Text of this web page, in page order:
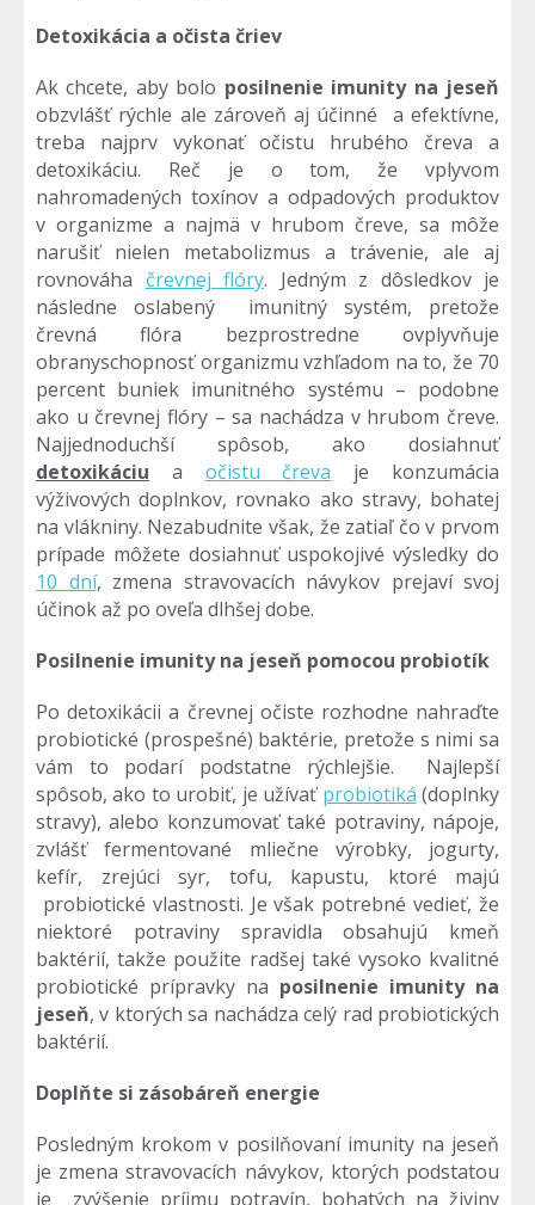
Detoxikácia a očista čriev
Ak chcete, aby bolo posilnenie imunity na jeseň
obzvlášť rýchle ale zároveň aj účinné a efektívne,
treba najprv vykonať očistu hrubého čreva a
detoxikáciu. Reč je o tom, že vplyvom
nahromadených toxínov a odpadových produktov
v organizme a najmä v hrubom čreve, sa môže
narušiť nielen metabolizmus a trávenie, ale aj
rovnováha črevnej flóry. Jedným z dôsledkov je
následne oslabený imunitný systém, pretože
črevná flóra bezprostredne ovplyvňuje
obranyschopnosť organizmu vzhľadom na to, že 70
percent buniek imunitného systému – podobne
ako u črevnej flóry – sa nachádza v hrubom čreve.
Najjednoduchší spôsob, ako dosiahnuť
detoxikáciu a očistu čreva je konzumácia
výživových doplnkov, rovnako ako stravy, bohatej
na vlákniny. Nezabudnite však, že zatiaľ čo v prvom
prípade môžete dosiahnuť uspokojivé výsledky do
10 dní, zmena stravovacích návykov prejaví svoj
účinok až po oveľa dlhšej dobe.
Posilnenie imunity na jeseň pomocou probiotík
Po detoxikácii a črevnej očiste rozhodne nahraďte
probiotické (prospešné) baktérie, pretože s nimi sa
vám to podarí podstatne rýchlejšie. Najlepší
spôsob, ako to urobiť, je užívaťprobiotiká (doplnky
stravy), alebo konzumovať také potraviny, nápoje,
zvlášť fermentované mliečne výrobky, jogurty,
kefír, zrejúci syr, tofu, kapustu, ktoré majú
probiotické vlastnosti. Je však potrebné vedieť, že
niektoré potraviny spravidla obsahujú kmeň
baktérií, takže použite radšej také vysoko kvalitné
probiotické prípravky na posilnenie imunity na
jeseň, v ktorých sa nachádza celý rad probiotických
baktérií.
Doplňte si zásobáreň energie
Posledným krokom v posilňovaní imunity na jeseň
je zmena stravovacích návykov, ktorých podstatou
je zvýšenie príjmu potravín, bohatých na živiny